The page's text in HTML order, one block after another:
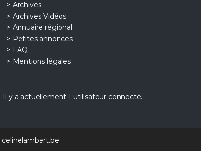
Archives
Archives Vidéos
Annuaire régional
Petites annonces
FAQ
Mentions légales
Il y a actuellement 1 utilisateur connecté.
celinelambert.be